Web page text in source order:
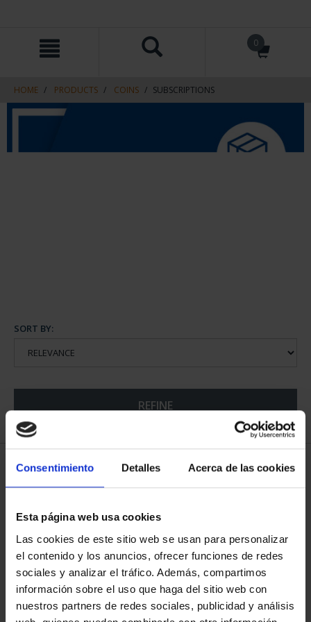
Consentimiento Detalles Acerca de las cookies
Esta página web usa cookies
Las cookies de este sitio web se usan para personalizar
el contenido y los anuncios, ofrecer funciones de redes
sociales y analizar el tráfico. Además, compartimos
información sobre el uso que haga del sitio web con
nuestros partners de redes sociales, publicidad y análisis
navigation
0
HOME PRODUCTS COINS SUBSCRIPTIONS
SORT BY:
REFINE
5 Products found